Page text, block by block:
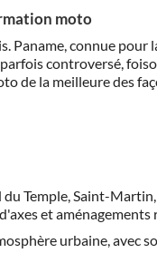
moto
Paname, connue
controversé,
de la meilleure des
Temple, Saint-
et
urbaine,